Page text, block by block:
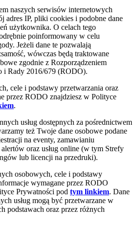
naszych serwisów internetowych
adres IP, pliki cookies i podobne dane
użytkownika. O celach tego
poinformowany w celu
Jeżeli dane te pozwalają
wówczas będą traktowane
zgodnie z Rozporządzeniem
i Rady 2016/679 (RODO).
cele i podstawy przetwarzania oraz
przez RODO znajdziesz w Polityce
.
usług dostępnych za pośrednictwem
też Twoje dane osobowe podane
na eventy, zamawianiu
oraz usług online (w tym Strefy
lub licencji na przedruki).
osobowych, cele i podstawy
wymagane przez RODO
Prywatności pod tym linkiem. Dane
usług mogą być przetwarzane w
podstawach oraz przez różnych